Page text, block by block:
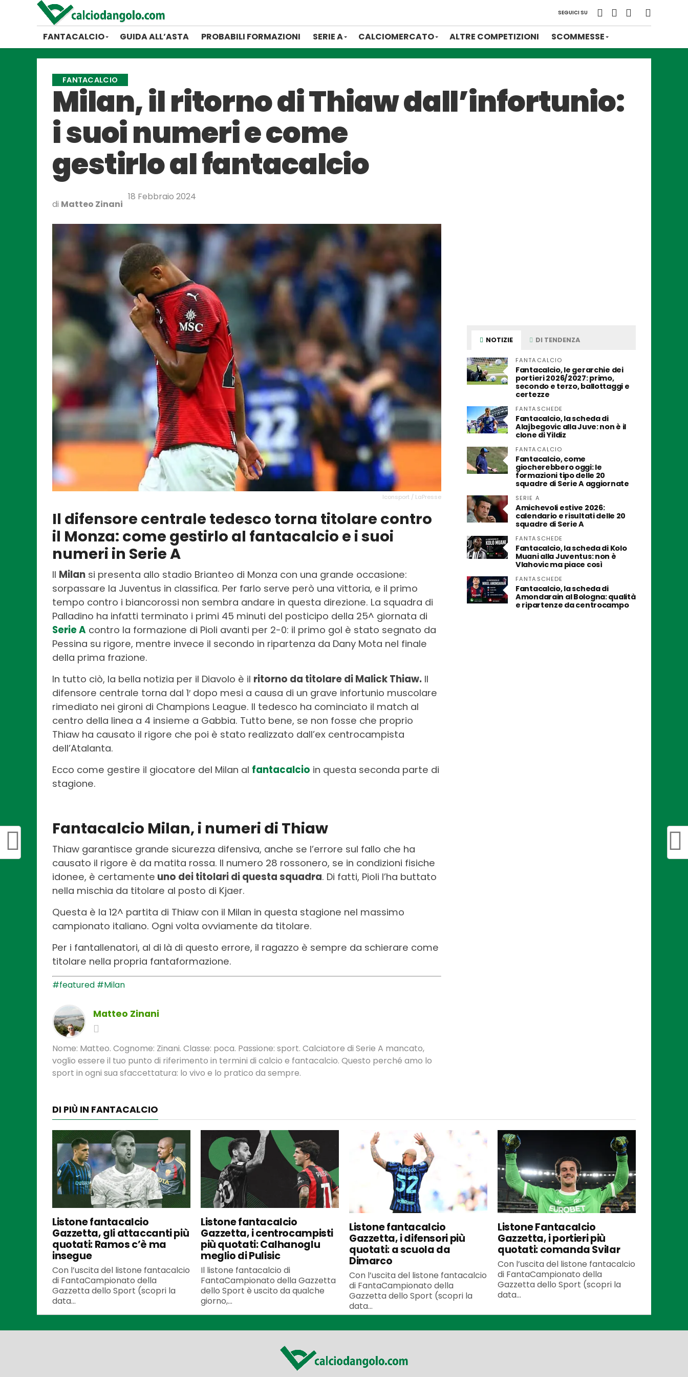
SEGUICI SU
FANTACALCIO GUIDA ALL’ASTA PROBABILI FORMAZIONI SERIE A CALCIOMERCATO ALTRE COMPETIZIONI SCOMMESSE
FANTACALCIO
Milan, il ritorno di Thiaw dall’infortunio:
i suoi numeri e come
gestirlo al fantacalcio
di Matteo Zinani
18 Febbraio 2024
Iconsport / LaPresse
Il difensore centrale tedesco torna titolare contro
il Monza: come gestirlo al fantacalcio e i suoi
numeri in Serie A
Il Milan si presenta allo stadio Brianteo di Monza con una grande occasione:
sorpassare la Juventus in classifica. Per farlo serve però una vittoria, e il primo
tempo contro i biancorossi non sembra andare in questa direzione. La squadra di
Palladino ha infatti terminato i primi 45 minuti del posticipo della 25^ giornata di
Serie A contro la formazione di Pioli avanti per 2-0: il primo gol è stato segnato da
Pessina su rigore, mentre invece il secondo in ripartenza da Dany Mota nel finale
della prima frazione.
In tutto ciò, la bella notizia per il Diavolo è il ritorno da titolare di Malick Thiaw. Il
difensore centrale torna dal 1′ dopo mesi a causa di un grave infortunio muscolare
rimediato nei gironi di Champions League. Il tedesco ha cominciato il match al
centro della linea a 4 insieme a Gabbia. Tutto bene, se non fosse che proprio
Thiaw ha causato il rigore che poi è stato realizzato dall’ex centrocampista
dell’Atalanta.
Ecco come gestire il giocatore del Milan al fantacalcio in questa seconda parte di
stagione.
Fantacalcio Milan, i numeri di Thiaw
Thiaw garantisce grande sicurezza difensiva, anche se l’errore sul fallo che ha
causato il rigore è da matita rossa. Il numero 28 rossonero, se in condizioni fisiche
idonee, è certamente uno dei titolari di questa squadra. Di fatti, Pioli l’ha buttato
nella mischia da titolare al posto di Kjaer.
Questa è la 12^ partita di Thiaw con il Milan in questa stagione nel massimo
campionato italiano. Ogni volta ovviamente da titolare.
Per i fantallenatori, al di là di questo errore, il ragazzo è sempre da schierare come
titolare nella propria fantaformazione.
#featured #Milan
Matteo Zinani
Nome: Matteo. Cognome: Zinani. Classe: poca. Passione: sport. Calciatore di Serie A mancato,
voglio essere il tuo punto di riferimento in termini di calcio e fantacalcio. Questo perché amo lo
sport in ogni sua sfaccettatura: lo vivo e lo pratico da sempre.
NOTIZIE DI TENDENZA
FANTACALCIO
Fantacalcio, le gerarchie dei
portieri 2026/2027: primo,
secondo e terzo, ballottaggi e
certezze
FANTASCHEDE
Fantacalcio, la scheda di
Alajbegovic alla Juve: non è il
clone di Yildiz
FANTACALCIO
Fantacalcio, come
giocherebbero oggi: le
formazioni tipo delle 20
squadre di Serie A aggiornate
SERIE A
Amichevoli estive 2026:
calendario e risultati delle 20
squadre di Serie A
FANTASCHEDE
Fantacalcio, la scheda di Kolo
Muani alla Juventus: non è
Vlahovic ma piace così
FANTASCHEDE
Fantacalcio, la scheda di
Amondarain al Bologna: qualità
e ripartenze da centrocampo
DI PIÙ IN FANTACALCIO
Listone fantacalcio
Gazzetta, gli attaccanti più
quotati: Ramos c’è ma
insegue
Con l’uscita del listone fantacalcio
di FantaCampionato della
Gazzetta dello Sport (scopri la
data...
Listone fantacalcio
Gazzetta, i centrocampisti
più quotati: Calhanoglu
meglio di Pulisic
Il listone fantacalcio di
FantaCampionato della Gazzetta
dello Sport è uscito da qualche
giorno,...
Listone fantacalcio
Gazzetta, i difensori più
quotati: a scuola da
Dimarco
Con l’uscita del listone fantacalcio
di FantaCampionato della
Gazzetta dello Sport (scopri la
data...
Listone Fantacalcio
Gazzetta, i portieri più
quotati: comanda Svilar
Con l’uscita del listone fantacalcio
di FantaCampionato della
Gazzetta dello Sport (scopri la
data...